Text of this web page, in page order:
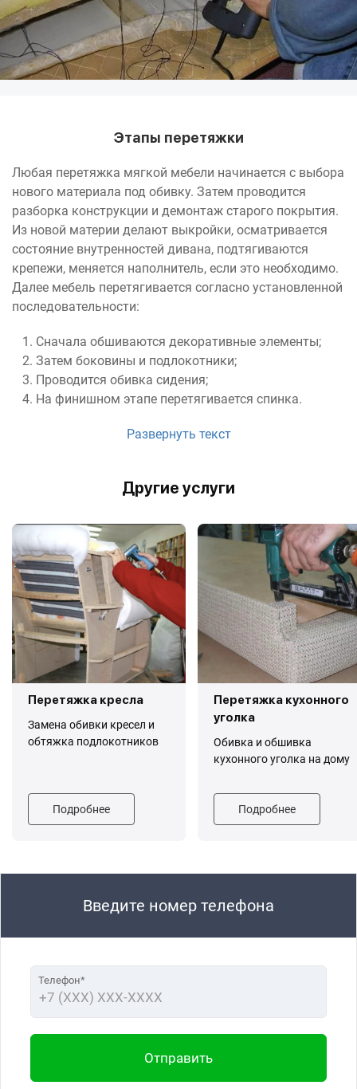
Этапы перетяжки
Любая перетяжка мягкой мебели начинается с выбора
нового материала под обивку. Затем проводится
разборка конструкции и демонтаж старого покрытия.
Из новой материи делают выкройки, осматривается
состояние внутренностей дивана, подтягиваются
крепежи, меняется наполнитель, если это необходимо.
Далее мебель перетягивается согласно установленной
последовательности:
Сначала обшиваются декоративные элементы;
Затем боковины и подлокотники;
Проводится обивка сидения;
На финишном этапе перетягивается спинка.
Развернуть текст
Другие услуги
Перетяжка кресла
Замена обивки кресел и
обтяжка подлокотников
Подробнее
Перетяжка кухонного
уголка
Обивка и обшивка
кухонного уголка на дому
Подробнее
Введите номер телефона
Телефон*
Отправить